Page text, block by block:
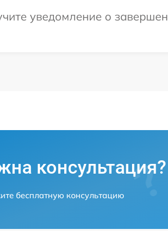
уведомление о
консультация?
бесплатную консультацию